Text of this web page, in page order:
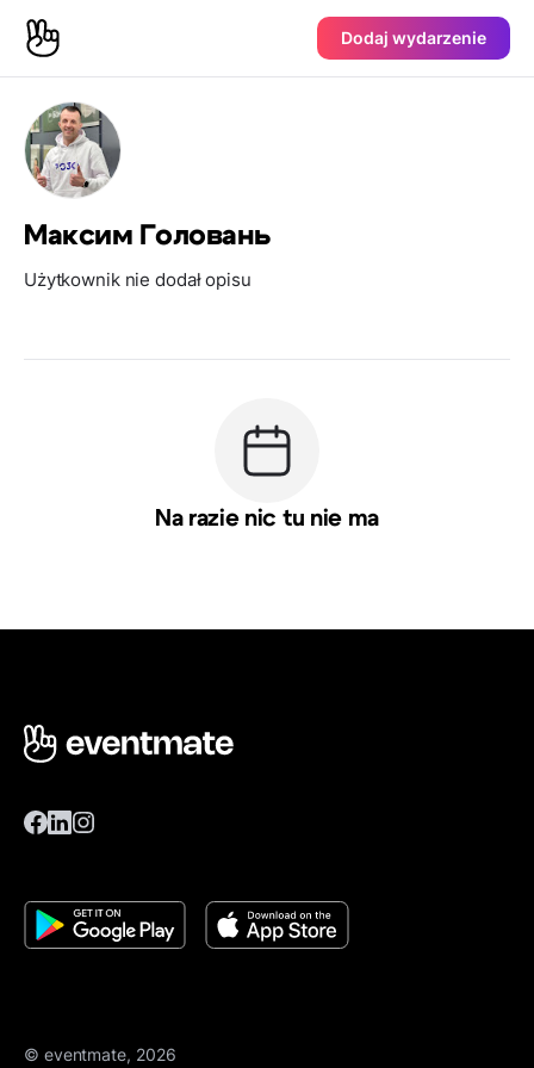
Dodaj wydarzenie
Максим Головань
Użytkownik nie dodał opisu
Na razie nic tu nie ma
© eventmate, 2026